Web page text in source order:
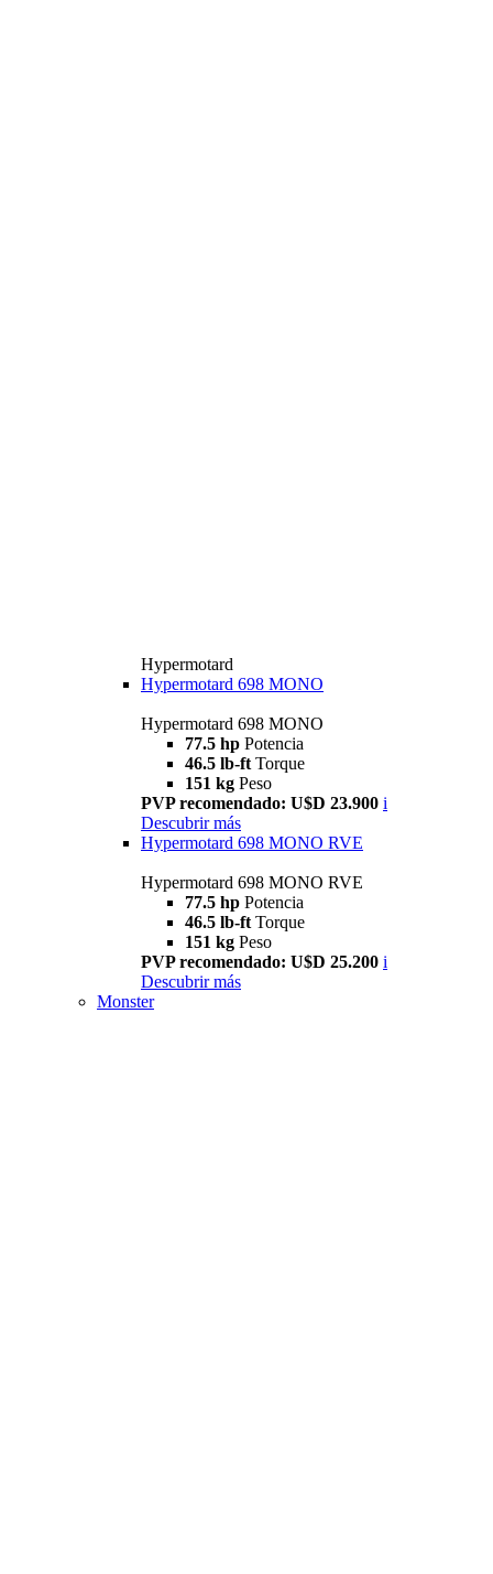
Hypermotard
Hypermotard 698 MONO
Hypermotard 698 MONO
77.5 hp Potencia
46.5 lb-ft Torque
151 kg Peso
PVP recomendado: U$D 23.900 i
Descubrir más
Hypermotard 698 MONO RVE
Hypermotard 698 MONO RVE
77.5 hp Potencia
46.5 lb-ft Torque
151 kg Peso
PVP recomendado: U$D 25.200 i
Descubrir más
Monster